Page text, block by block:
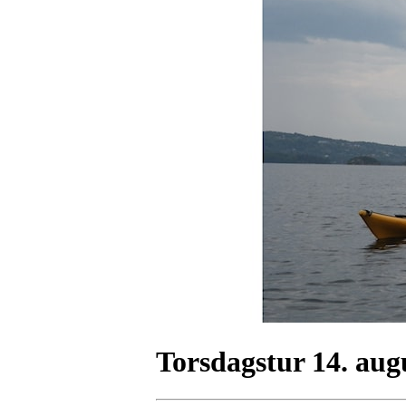
Torsdagstur 14.